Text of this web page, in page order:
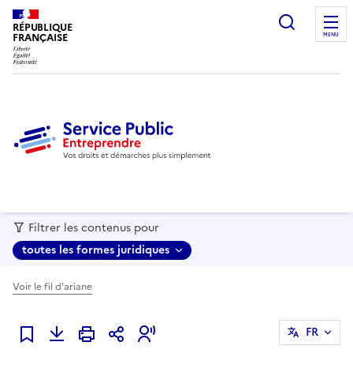
RÉPUBLIQUE
FRANÇAISE MENU
Filtrer les contenus pour
toutes les formes juridiques
Voir le fil d'ariane
Ajouter à mes favoris
FR